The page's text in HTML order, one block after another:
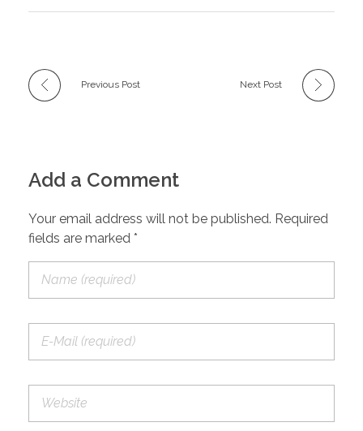
Previous Post Next Post
Add a Comment
Your email address will not be published. Required
fields are marked *